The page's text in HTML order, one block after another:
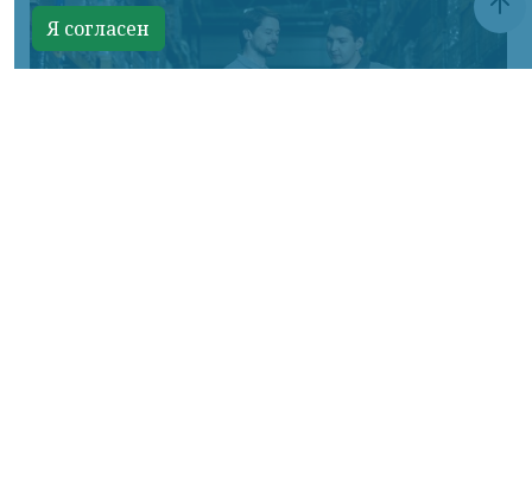
Я согласен